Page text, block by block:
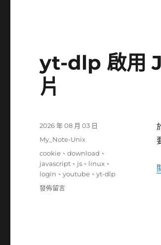
的
注
意
事
魚
建
議〉
yt-dlp 啟用
片
發
日
期:
2026 年 08 月 03 日
分
My_Note-Unix
標
籤
cookie 、download 、
javascript 、 js 、 linux 、
login 、youtube 、yt-dlp
在
發佈留言